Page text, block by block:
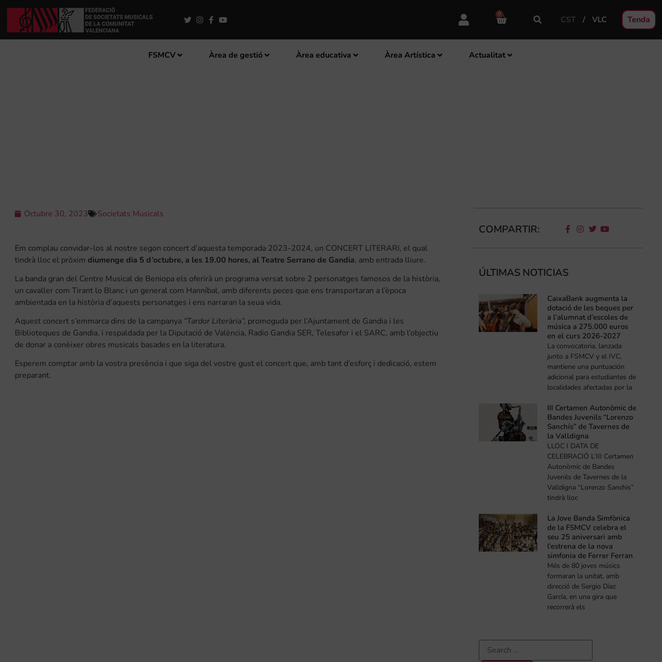
0
CST VLC Tenda
FSMCV Àrea de gestió Àrea educativa Àrea Artística Actualitat
Octubre 30, 2023 Societats Musicals
Em complau convidar-los al nostre segon concert d’aquesta temporada 2023-2024, un CONCERT LITERARI, el qual
tindrà lloc el pròxim diumenge dia 5 d’octubre, a les 19.00 hores, al Teatre Serrano de Gandia, amb entrada lliure.
La banda gran del Centre Musical de Beniopa els oferirà un programa versat sobre 2 personatges famosos de la història,
un cavaller com Tirant lo Blanc i un general com Hanníbal, amb diferents peces que ens transportaran a l’època
ambientada en la història d’aquests personatges i ens narraran la seua vida.
Aquest concert s’emmarca dins de la campanya “Tardor Literària”, promoguda per l’Ajuntament de Gandia i les
Biblioteques de Gandia, i respaldada per la Diputació de València, Radio Gandia SER, Telesafor i el SARC, amb l’objectiu
de donar a conèixer obres musicals basades en la literatura.
Esperem comptar amb la vostra presència i que siga del vostre gust el concert que, amb tant d’esforç i dedicació, estem
preparant.
COMPARTIR:
ÚLTIMAS NOTICIAS
CaixaBank augmenta la
dotació de les beques per
a l’alumnat d’escoles de
música a 275.000 euros
en el curs 2026-2027
La convocatoria, lanzada
junto a FSMCV y el IVC,
mantiene una puntuación
adicional para estudiantes de
localidades afectadas por la
III Certamen Autonòmic de
Bandes Juvenils “Lorenzo
Sanchís” de Tavernes de
la Valldigna
LLOC I DATA DE
CELEBRACIÓ L’III Certamen
Autonòmic de Bandes
Juvenils de Tavernes de la
Valldigna “Lorenzo Sanchis”
tindrà lloc
La Jove Banda Simfònica
de la FSMCV celebra el
seu 25 aniversari amb
l’estrena de la nova
simfonia de Ferrer Ferran
Més de 80 joves músics
formaran la unitat, amb
direcció de Sergio Díaz
García, en una gira que
recorrerà els